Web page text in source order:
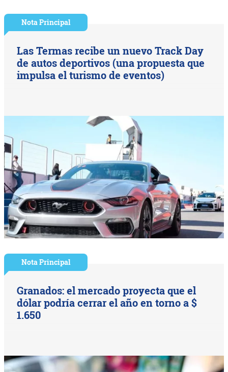
Nota Principal
Las Termas recibe un nuevo Track Day
de autos deportivos (una propuesta que
impulsa el turismo de eventos)
Nota Principal
Granados: el mercado proyecta que el
dólar podría cerrar el año en torno a $
1.650